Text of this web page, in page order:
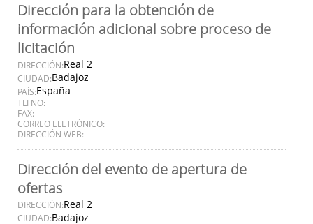
Dirección para la obtención de
información adicional sobre proceso de
licitación
DIRECCIÓN:Real 2
CIUDAD:Badajoz
PAÍS:España
TLFNO:
FAX:
CORREO ELETRÓNICO:
DIRECCIÓN WEB:
Dirección del evento de apertura de
ofertas
DIRECCIÓN:Real 2
CIUDAD:Badajoz